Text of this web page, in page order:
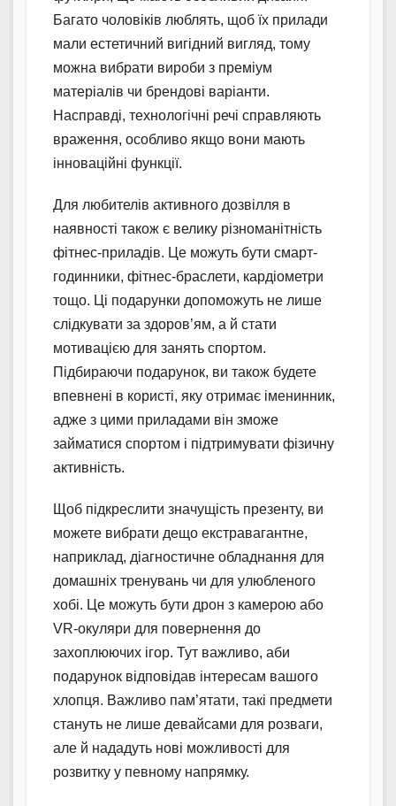
Багато чоловіків люблять, щоб їх прилади
мали естетичний вигідний вигляд, тому
можна вибрати вироби з преміум
матеріалів чи брендові варіанти.
Насправді, технологічні речі справляють
враження, особливо якщо вони мають
інноваційні функції.
Для любителів активного дозвілля в
наявності також є велику різноманітність
фітнес-приладів. Це можуть бути смарт-
годинники, фітнес-браслети, кардіометри
тощо. Ці подарунки допоможуть не лише
слідкувати за здоров’ям, а й стати
мотивацією для занять спортом.
Підбираючи подарунок, ви також будете
впевнені в користі, яку отримає іменинник,
адже з цими приладами він зможе
займатися спортом і підтримувати фізичну
активність.
Щоб підкреслити значущість презенту, ви
можете вибрати дещо екстравагантне,
наприклад, діагностичне обладнання для
домашніх тренувань чи для улюбленого
хобі. Це можуть бути дрон з камерою або
VR-окуляри для повернення до
захоплюючих ігор. Тут важливо, аби
подарунок відповідав інтересам вашого
хлопця. Важливо пам’ятати, такі предмети
стануть не лише девайсами для розваги,
але й нададуть нові можливості для
розвитку у певному напрямку.